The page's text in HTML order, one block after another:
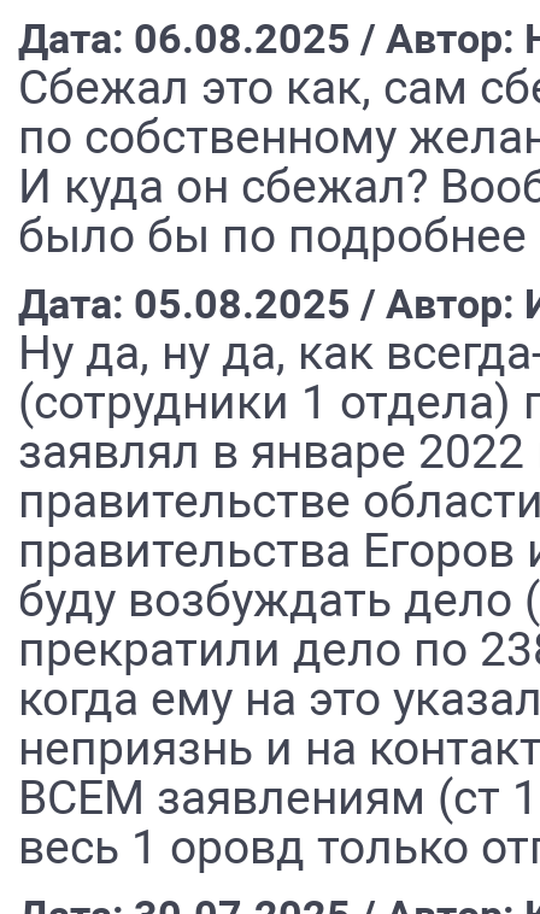
Дата: 06.08.2025 / Автор:
Сбежал это как, сам
по собственному
И куда он сбежал?
было бы по подробнее
Дата: 05.08.2025 / Автор:
Ну да, ну да, как
(сотрудники 1
заявлял в январе
правительстве
правительства
буду возбуждать дело
прекратили дело по
когда ему на это
неприязнь и на
ВСЕМ заявлениям (ст
весь 1 оровд только